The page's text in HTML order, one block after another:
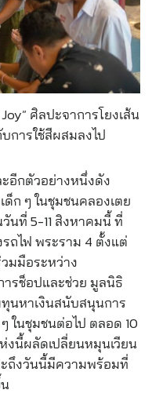
ศิลปะจาการโยงเส้น
การใช้สีผสมลงไป
อีกตัวอย่างหนึ่งดัง
ก ๆ ในชุมชนคลองเตย
นที่ 5-11 สิงหาคมนี้ ที่
ถไฟ พระราม 4 ตั้งแต่
มมือระหว่าง
ารช็อปและช่วย มูลนิธิ
นหาเงินสนับสนุนการ
ในชุมชนต่อไป ตลอด 10
งนี้ผลัดเปลี่ยนหมุนเวียน
ถึงวันนี้มีความพร้อมที่